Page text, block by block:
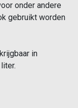
onder andere
gebruikt worden
in